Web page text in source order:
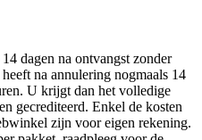
dagen na ontvangst zonder
na annulering nogmaals 14
U krijgt dan het volledige
gecrediteerd. Enkel de kosten
zijn voor eigen rekening.